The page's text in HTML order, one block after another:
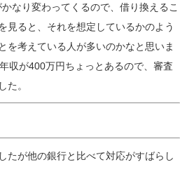
なり変わってくるので、借り換えるこ
見ると、それを想定しているかのよう
を考えている人が多いのかなと思いま
収が400万円ちょっとあるので、審査
た。
たが他の銀行と比べて対応がすばらし